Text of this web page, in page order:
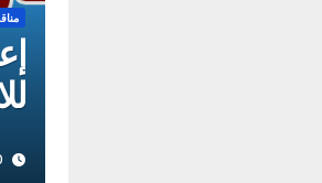
مناقصات واستشارات
إعلان
07-30